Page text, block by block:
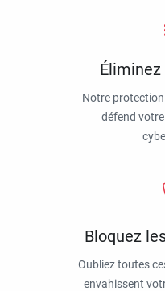
Notre
défend
Bloquez
Oubliez toutes
envahissent